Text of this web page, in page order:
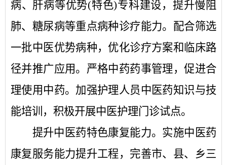
病、肝病等优势(特色)专科建设，提升慢阻
肺、糖尿病等重点病种诊疗能力。配合筛选
一批中医优势病种，优化诊疗方案和临床路
径并推广应用。严格中药药事管理，促进合
理使用中药。加强护理人员中医药知识与技
能培训，积极开展中医护理门诊试点。
提升中医药特色康复能力。 实施中医药
康复服务能力提升工程，完善市、县、乡三